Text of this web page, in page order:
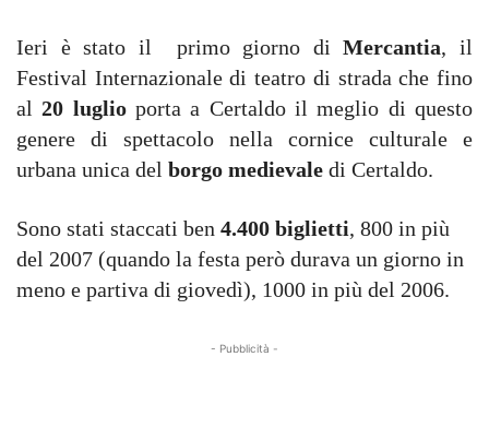
Ieri è stato il primo giorno diMercantia, il
Festival Internazionale di teatro di strada che fino
al20 luglioporta a Certaldo il meglio di questo
genere di spettacolo nella cornice culturale e
urbana unica del borgo medievale di Certaldo.
Sono stati staccati ben 4.400 biglietti, 800 in più
del 2007 (quando la festa però durava un giorno in
meno e partiva di giovedì), 1000 in più del 2006.
- Pubblicità -